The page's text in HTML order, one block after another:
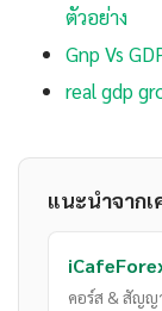
ตัวอย่าง
Gnp Vs
real gdp
แนะนำจาก
คอร์ส & สัญญ